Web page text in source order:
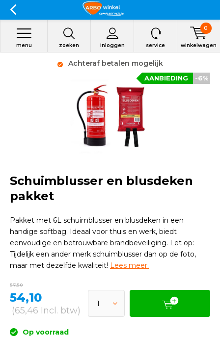
zoeken inloggen
menu service winkelwagen
0
Achteraf betalen mogelijk
-6%
AANBIEDING
Schuimblusser en blusdeken
pakket
Pakket met 6L schuimblusser en blusdeken in een
handige softbag. Ideaal voor thuis en werk, biedt
eenvoudige en betrouwbare brandbeveiliging. Let op:
Tijdelijk een ander merk schuimblusser dan op de foto,
maar met dezelfde kwaliteit! Lees meer.
57,50
54,10
(65,46 Incl. btw)
Op voorraad